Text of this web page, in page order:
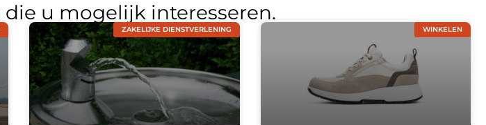
die u mogelijk interesseren.
ZAKELIJKE DIENSTVERLENING WINKELEN